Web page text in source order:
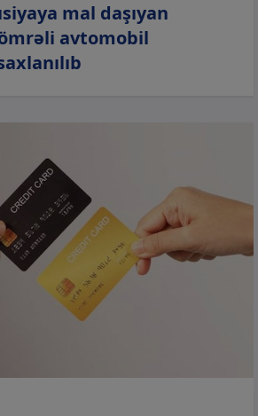
mal daşıyan
avtomobil